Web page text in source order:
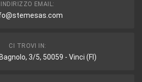
INDIRIZZO EMAIL:
CI TROVI IN:
3/5, 50059 - Vinci (FI)